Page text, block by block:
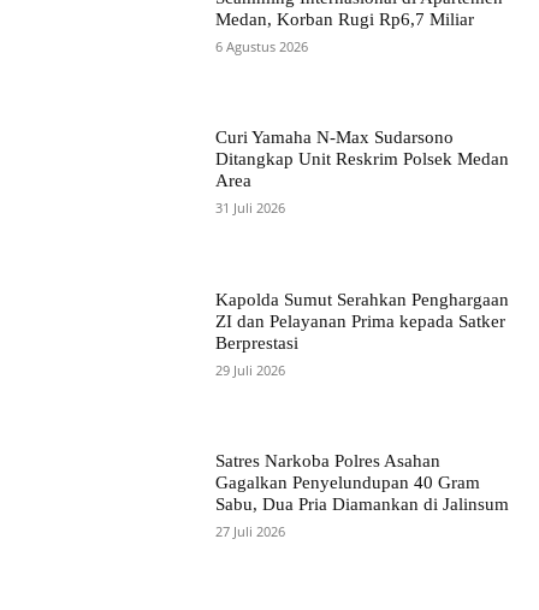
Medan, Korban Rugi Rp6,7 Miliar
6 Agustus 2026
Curi Yamaha N-Max Sudarsono
Ditangkap Unit Reskrim Polsek Medan
Area
31 Juli 2026
Kapolda Sumut Serahkan Penghargaan
ZI dan Pelayanan Prima kepada Satker
Berprestasi
29 Juli 2026
Satres Narkoba Polres Asahan
Gagalkan Penyelundupan 40 Gram
Sabu, Dua Pria Diamankan di Jalinsum
27 Juli 2026